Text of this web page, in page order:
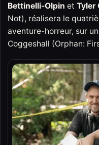
Bettinelli-Olpin et Tyler
Not), réalisera le
aventure-horreur, sur
Coggeshall (Orphan: